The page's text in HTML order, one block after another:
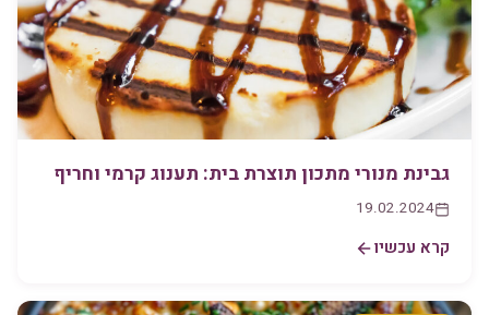
גבינת מנורי מתכון תוצרת בית: תענוג קרמי וחריף
19.02.2024
קרא עכשיו